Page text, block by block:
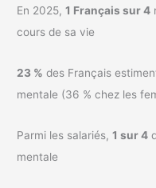
En 2025,1 Français sur 4
cours de sa vie
23 % des Français
mentale (36 % chez les
Parmi les salariés,1 sur 4
mentale